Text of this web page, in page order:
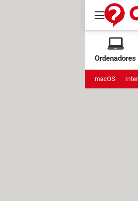
Ordenadores
macOS